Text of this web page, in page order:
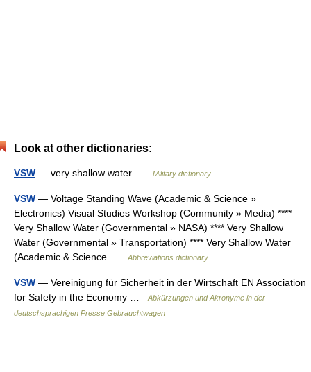
Look at other dictionaries:
VSW — very shallow water … Military dictionary
VSW — Voltage Standing Wave (Academic & Science »
Electronics) Visual Studies Workshop (Community » Media) ****
Very Shallow Water (Governmental » NASA) **** Very Shallow
Water (Governmental » Transportation) **** Very Shallow Water
(Academic & Science …
Abbreviations dictionary
VSW — Vereinigung für Sicherheit in der Wirtschaft EN Association
for Safety in the Economy …
Abkürzungen und Akronyme in der
deutschsprachigen Presse Gebrauchtwagen